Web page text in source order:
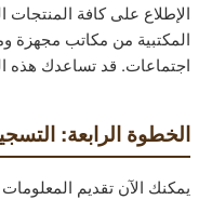
الإطلاع على كافة
المكتبية من مكاتب
اجتماعات. قد تساعدك هذه
الخطوة الرابعة:
يمكنك الآن تقديم